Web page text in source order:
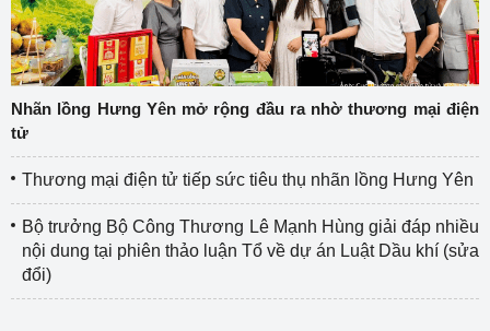
Nhãn lồng Hưng Yên mở rộng đầu ra nhờ thương mại điện
tử
Thương mại điện tử tiếp sức tiêu thụ nhãn lồng Hưng Yên
Bộ trưởng Bộ Công Thương Lê Mạnh Hùng giải đáp nhiều
nội dung tại phiên thảo luận Tổ về dự án Luật Dầu khí (sửa
đổi)